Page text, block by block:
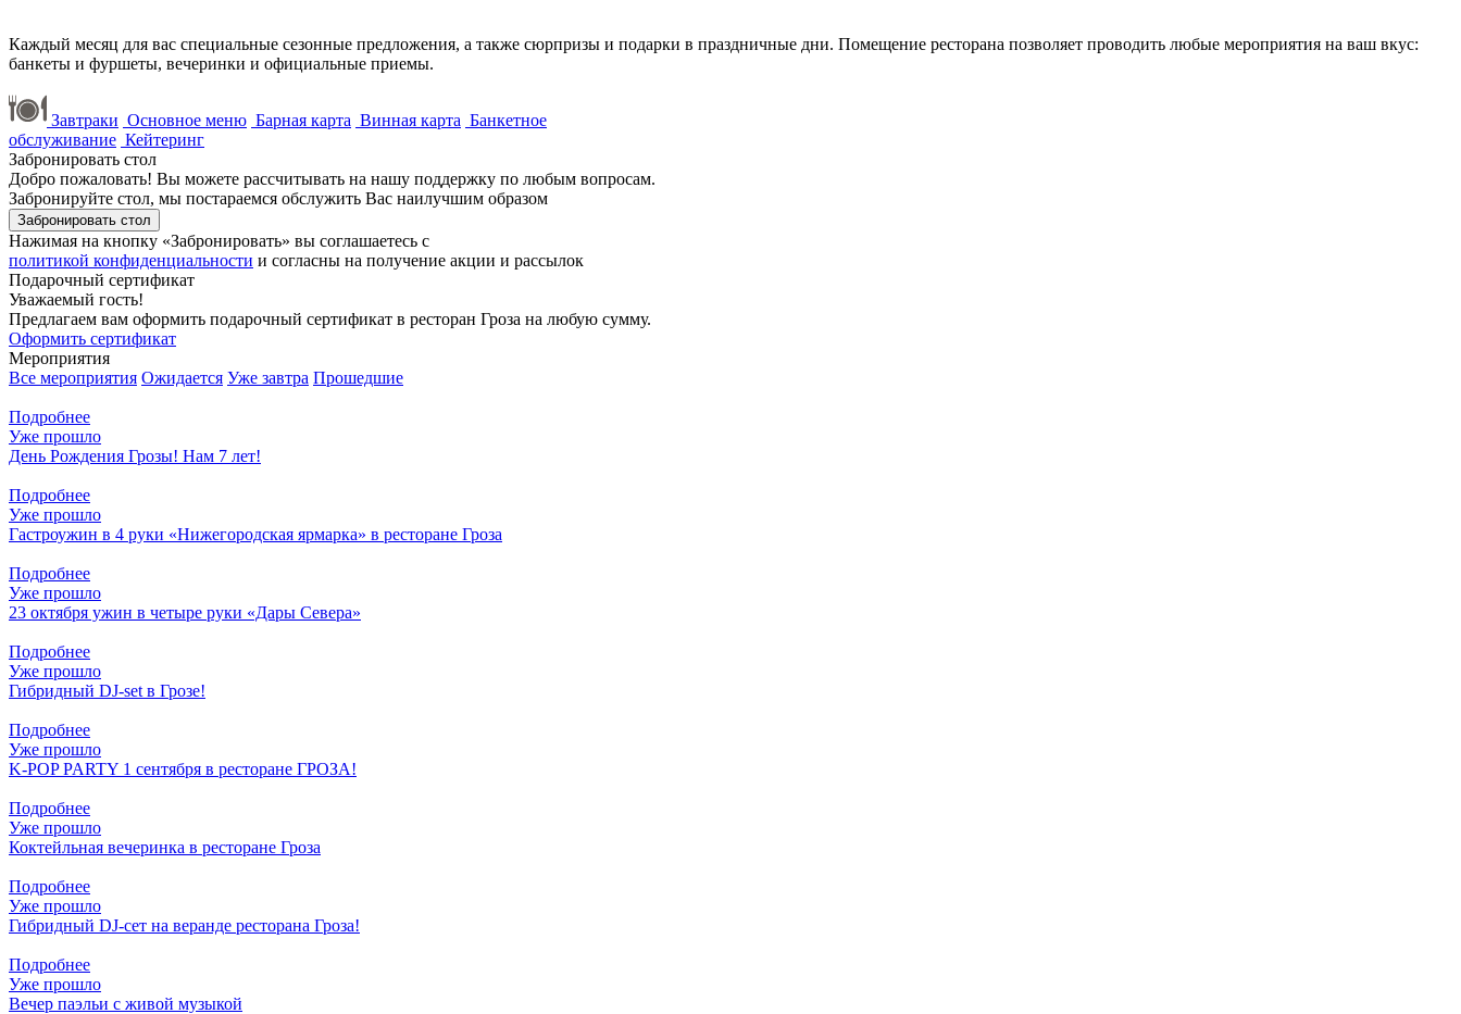
Каждый месяц для вас специальные сезонные предложения, а также сюрпризы и подарки в праздничные дни. Помещение ресторана позволяет проводить любые мероприятия на ваш вкус:
банкеты и фуршеты, вечеринки и официальные приемы.
Завтраки Основное меню Барная карта Винная карта Банкетное
обслуживание Кейтеринг
Забронировать стол
Добро пожаловать! Вы можете рассчитывать на нашу поддержку по любым вопросам.
Забронируйте стол, мы постараемся обслужить Bac наилучшим образом
Забронировать стол
Нажимая на кнопку «Забронировать» вы соглашаетесь с
политикой конфиденциальности и согласны на получение акции и рассылок
Подарочный сертификат
Уважаемый гость!
Предлагаем вам оформить подарочный сертификат в ресторан Гроза на любую сумму.
Оформить сертификат
Мероприятия
Все мероприятия Ожидается Уже завтра Прошедшие
Подробнее
Уже прошло
День Рождения Грозы! Нам 7 лет!
Подробнее
Уже прошло
Гастроужин в 4 руки «Нижегородская ярмарка» в ресторане Гроза
Подробнее
Уже прошло
23 октября ужин в четыре руки «Дары Севера»
Подробнее
Уже прошло
Гибридный DJ-set в Грозе!
Подробнее
Уже прошло
K-POP PARTY 1 сентября в ресторане ГРОЗА!
Подробнее
Уже прошло
Коктейльная вечеринка в ресторане Гроза
Подробнее
Уже прошло
Гибридный DJ-сет на веранде ресторана Гроза!
Подробнее
Уже прошло
Вечер паэльи с живой музыкой